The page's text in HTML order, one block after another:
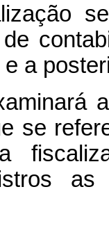
a
se
as